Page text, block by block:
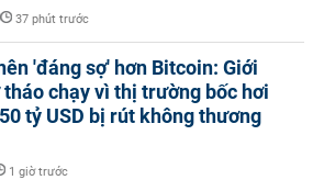
37 phút trước
'đáng sợ' hơn Bitcoin: Giới
chạy vì thị trường bốc hơi
tỷ USD bị rút không thương
1 giờ trước